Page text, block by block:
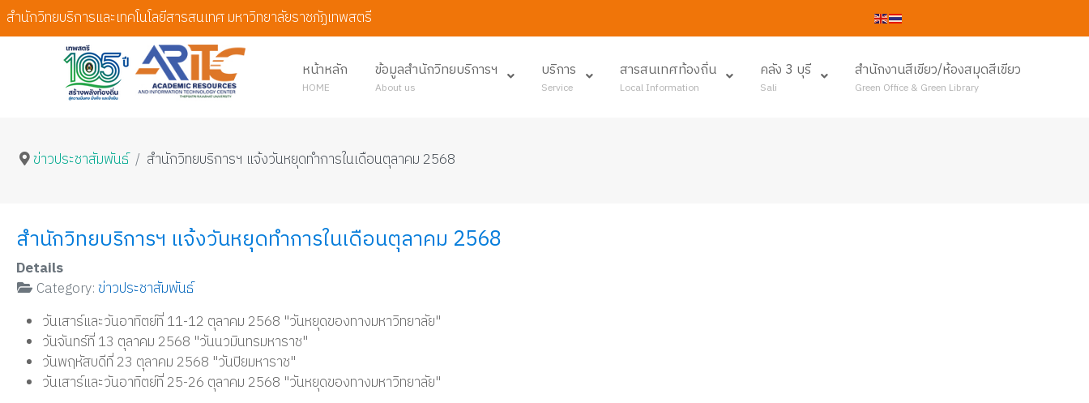
สำนักวิทยบริการและเทคโนโลยีสารสนเทศ มหาวิทยาลัยราชภัฏเทพสตรี
หน้าหลัก
HOME
ข้อมูลสำนักวิทยบริการฯ
About us
บริการ
Service
สารสนเทศท้องถิ่น
Local Information
คลัง 3 บุรี
Sali
สำนักงานสีเขียว/ห้องสมุดสีเขียว
Green Office & Green Library
ข่าวประชาสัมพันธ์ สำนักวิทยบริการฯ แจ้งวันหยุดทำการในเดือนตุลาคม 2568
สำนักวิทยบริการฯ แจ้งวันหยุดทำการในเดือนตุลาคม 2568
Details
Category:ข่าวประชาสัมพันธ์
วันเสาร์และวันอาทิตย์ที่ 11-12 ตุลาคม 2568 "วันหยุดของทางมหาวิทยาลัย"
วันจันทร์ที่ 13 ตุลาคม 2568 "วันนวมินทรมหาราช"
วันพฤหัสบดีที่ 23 ตุลาคม 2568 "วันปิยมหาราช"
วันเสาร์และวันอาทิตย์ที่ 25-26 ตุลาคม 2568 "วันหยุดของทางมหาวิทยาลัย"